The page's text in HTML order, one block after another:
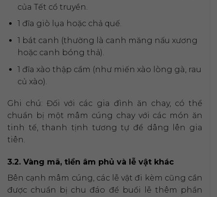
của Tết cổ truyền.
1 đĩa giò lụa hoặc chả quế.
1 bát canh (thường là canh măng nấu xương
hoặc canh bóng thả).
1 đĩa xào thập cẩm (như miến xào lòng gà, rau
củ xào).
Ghi chú: Đối với các gia đình ăn chay, có thể
chuẩn bị một mâm cúng chay với các món ăn
tinh tế, thanh tịnh tương tự để dâng lên gia
tiên.
3.2. Vàng mã, tiền âm phủ và lễ vật khác
Bên cạnh mâm cúng, các lễ vật đi kèm cũng cần
được chuẩn bị chu đáo để buổi lễ thêm phần